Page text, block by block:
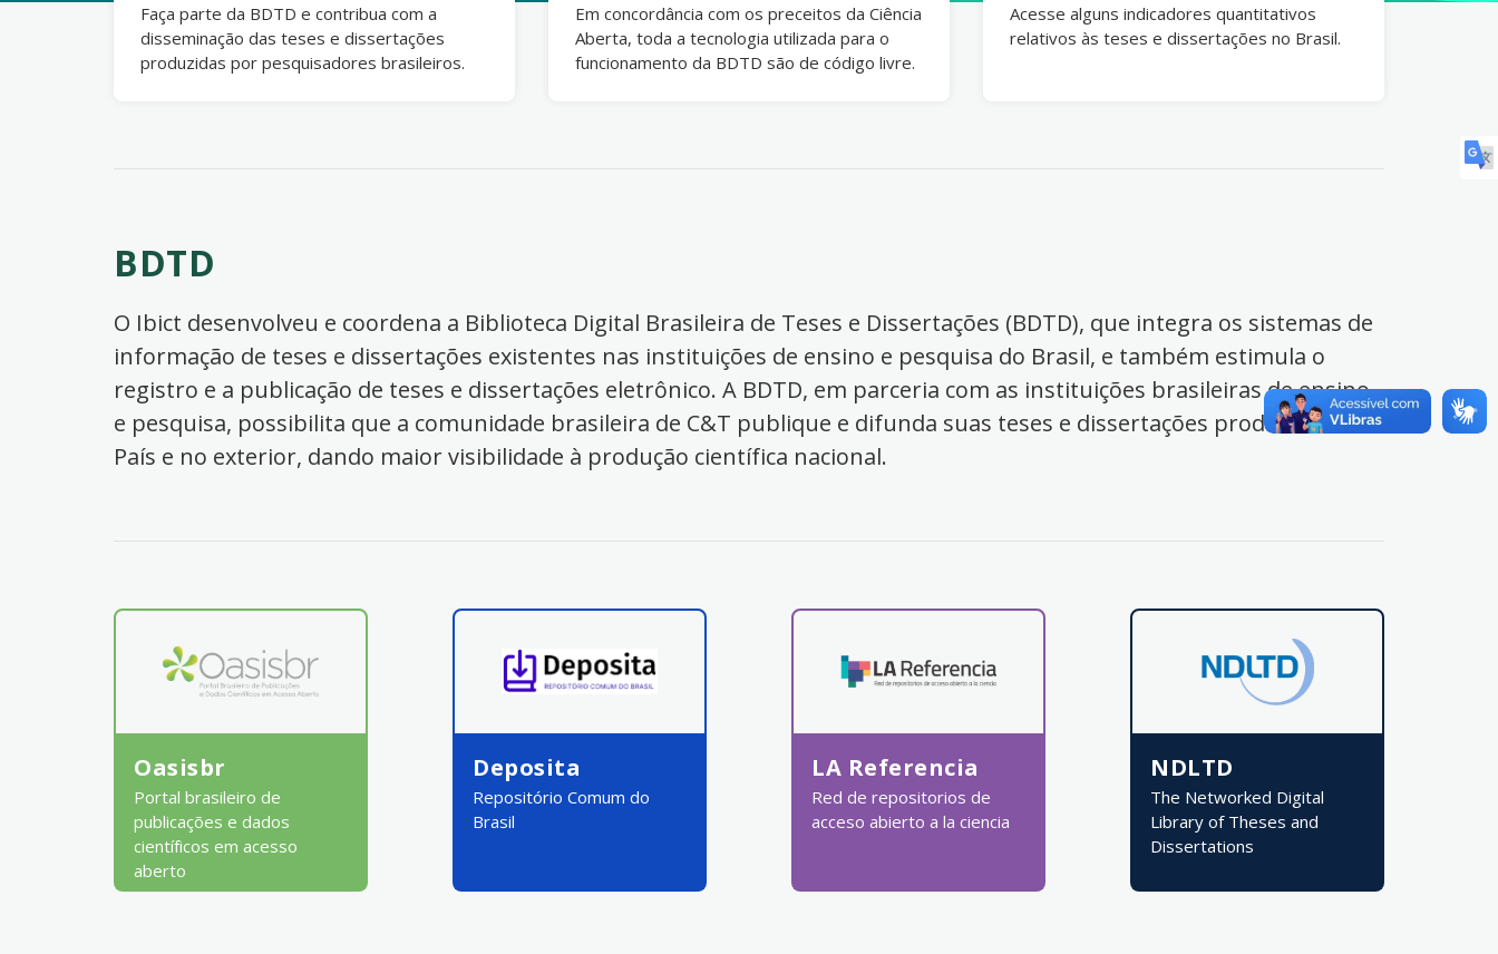
Faça parte da BDTD e contribua com a
disseminação das teses e dissertações
produzidas por pesquisadores brasileiros.
Em concordância com os preceitos da Ciência
Aberta, toda a tecnologia utilizada para o
funcionamento da BDTD são de código livre.
Acesse alguns indicadores quantitativos
relativos às teses e dissertações no Brasil.
BDTD
O Ibict desenvolveu e coordena a Biblioteca Digital Brasileira de Teses e Dissertações (BDTD), que integra os sistemas de
informação de teses e dissertações existentes nas instituições de ensino e pesquisa do Brasil, e também estimula o
registro e a publicação de teses e dissertações eletrônico. A BDTD, em parceria com as instituições brasileiras de ensino
e pesquisa, possibilita que a comunidade brasileira de C&T publique e difunda suas teses e dissertações produzidas no
País e no exterior, dando maior visibilidade à produção científica nacional.
Oasisbr
Portal brasileiro de
publicações e dados
científicos em acesso
aberto
Deposita
Repositório Comum do
Brasil
LA Referencia
Red de repositorios de
acceso abierto a la ciencia
NDLTD
The Networked Digital
Library of Theses and
Dissertations